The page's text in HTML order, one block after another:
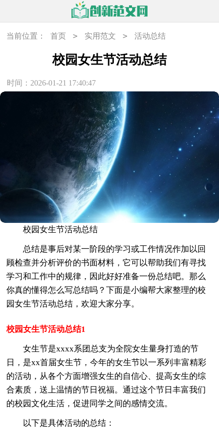
当前位置： 首页 > 实用范文 > 活动总结
校园女生节活动总结
时间：2026-01-21 17:40:47
校园女生节活动总结
总结是事后对某一阶段的学习或工作情况作加以回
顾检查并分析评价的书面材料，它可以帮助我们有寻找
学习和工作中的规律，因此好好准备一份总结吧。那么
你真的懂得怎么写总结吗？下面是小编帮大家整理的校
园女生节活动总结，欢迎大家分享。
校园女生节活动总结1
女生节是xxxx系团总支为全院女生量身打造的节
日，是xx首届女生节，今年的女生节以一系列丰富精彩
的活动，从各个方面增强女生的自信心、提高女生的综
合素质，送上温情的节日祝福。通过这个节日丰富我们
的校园文化生活，促进同学之间的感情交流。
以下是具体活动的总结：